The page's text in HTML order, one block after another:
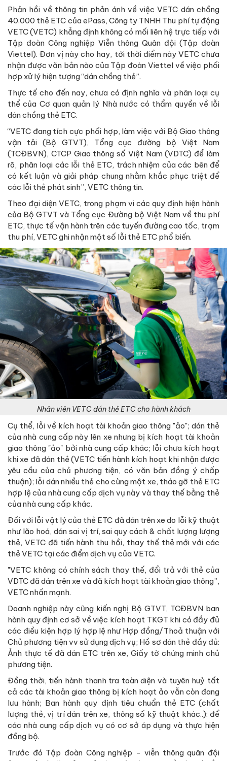
Phản hồi về thông tin phản ánh về việc VETC dán chồng
40.000 thẻ ETC của ePass, Công ty TNHH Thu phí tự động
VETC (VETC) khẳng định không có mối liên hệ trực tiếp với
Tập đoàn Công nghiệp Viễn thông Quân đội (Tập đoàn
Viettel). Đơn vị này cho hay, tới thời điểm này VETC chưa
nhận được văn bản nào của Tập đoàn Viettel về việc phối
hợp xử lý hiện tượng “dán chồng thẻ”.
Thực tế cho đến nay, chưa có định nghĩa và phân loại cụ
thể của Cơ quan quản lý Nhà nước có thẩm quyền về lỗi
dán chồng thẻ ETC.
“VETC đang tích cực phối hợp, làm việc với Bộ Giao thông
vận tải (Bộ GTVT), Tổng cục đường bộ Việt Nam
(TCĐBVN), CTCP Giao thông số Việt Nam (VDTC) để làm
rõ, phân loại các lỗi thẻ ETC, trách nhiệm của các bên để
có kết luận và giải pháp chung nhằm khắc phục triệt để
các lỗi thẻ phát sinh”, VETC thông tin.
Theo đại diện VETC, trong phạm vi các quy định hiện hành
của Bộ GTVT và Tổng cục Đường bộ Việt Nam về thu phí
ETC, thực tế vận hành trên các tuyến đường cao tốc, trạm
thu phí, VETC ghi nhận một số lỗi thẻ ETC phổ biến.
Nhân viên VETC dán thẻ ETC cho hành khách
Cụ thể, lỗi về kích hoạt tài khoản giao thông "ảo"; dán thẻ
của nhà cung cấp này lên xe nhưng bị kích hoạt tài khoản
giao thông "ảo" bởi nhà cung cấp khác; lỗi chưa kích hoạt
khi xe đã dán thẻ (VETC tiến hành kích hoạt khi nhận được
yêu cầu của chủ phương tiện, có văn bản đồng ý chấp
thuận); lỗi dán nhiều thẻ cho cùng một xe, tháo gỡ thẻ ETC
hợp lệ của nhà cung cấp dịch vụ này và thay thế bằng thẻ
của nhà cung cấp khác.
Đối với lỗi vật lý của thẻ ETC đã dán trên xe do lỗi kỹ thuật
như lão hoá, dán sai vị trí, sai quy cách & chất lượng lượng
thẻ, VETC đã tiến hành thu hồi, thay thế thẻ mới với các
thẻ VETC tại các điểm dịch vụ của VETC.
"VETC không có chính sách thay thế, đổi trả với thẻ của
VDTC đã dán trên xe và đã kích hoạt tài khoản giao thông”,
VETC nhấn mạnh.
Doanh nghiệp này cũng kiến nghị Bộ GTVT, TCĐBVN ban
hành quy định cơ sở về việc kích hoạt TKGT khi có đầy đủ
các điều kiện hợp lý hợp lệ như Hợp đồng/Thoả thuận với
Chủ phương tiện vv sử dụng dịch vụ; Hồ sơ dán thẻ đầy đủ:
Ảnh thực tế đã dán ETC trên xe, Giấy tờ chứng minh chủ
phương tiện.
Đồng thời, tiến hành thanh tra toàn diện và tuyên huỷ tất
cả các tài khoản giao thông bị kích hoạt ảo vẫn còn đang
lưu hành; Ban hành quy định tiêu chuẩn thẻ ETC (chất
lượng thẻ, vị trí dán trên xe, thông số kỹ thuật khác..): để
các nhà cung cấp dịch vụ có cơ sở áp dụng và thực hiện
đồng bộ.
Trước đó Tập đoàn Công nghiệp - viễn thông quân đội